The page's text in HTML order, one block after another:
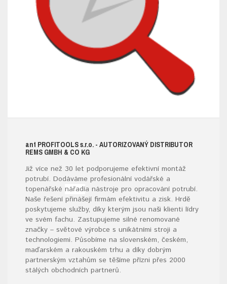
ant PROFITOOLSs.r.o. - AUTORIZOVANÝ DISTRIBUTOR
REMS GMBH & CO KG
Již více než 30 let podporujeme efektivní montáž
potrubí. Dodáváme profesionální vodářské a
topenářské nářadía nástroje pro opracování potrubí.
Naše řešení přinášejí firmám efektivitu a zisk. Hrdě
poskytujeme služby, díky kterým jsou naši klienti lídry
ve svém fachu. Zastupujeme silné renomované
značky – světové výrobce s unikátními stroji a
technologiemi. Působíme na slovenském, českém,
maďarském a rakouském trhu a díky dobrým
partnerským vztahům se těšíme přízni přes 2000
stálých obchodních partnerů.